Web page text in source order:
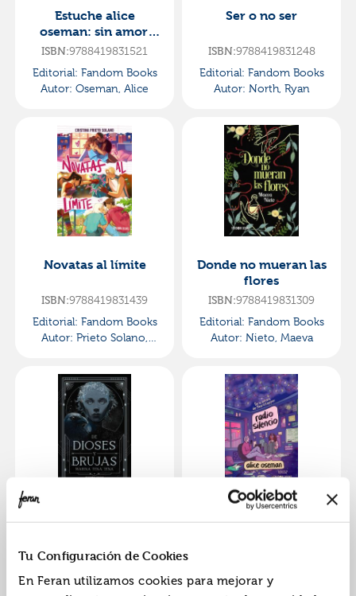
Tu Configuración de Cookies
En Feran utilizamos cookies para mejorar y
Estuche alice
oseman: sin amor,
nací para esto, radio
ISBN:9788419831521
Editorial: Fandom Books
Autor: Oseman, Alice
Ser o no ser
ISBN:9788419831248
Editorial: Fandom Books
Autor: North, Ryan
Novatas al límite
ISBN:9788419831439
Editorial: Fandom Books
Autor: Prieto Solano,
Donde no mueran las
flores
ISBN:9788419831309
Editorial: Fandom Books
Autor: Nieto, Maeva
ISBN: 9788419831415
Autor:Tena Tena, Marina
Radio silencio
Autor:Oseman, Alice